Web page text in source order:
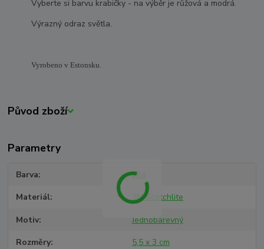
Vyberte si barvu krabičky - na výběr je růžová a modrá.
Výrazný odraz světla.
Vyrobeno v Estonsku.
Původ zboží
Parametry
Barva bílá
Materiál 3M Scotchlite
Motiv Jednobarevný
Rozměry 5,5 x 3 cm